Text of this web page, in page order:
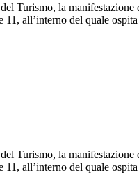
Turismo, la
all’interno del quale
Turismo, la
all’interno del quale